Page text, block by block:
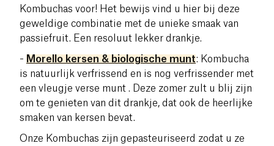
Kombuchas voor! Het bewijs vind u hier bij deze
geweldige combinatie met de unieke smaak van
passiefruit. Een resoluut lekker drankje.
- Morello kersen & biologische munt: Kombucha
is natuurlijk verfrissend en is nog verfrissender met
een vleugje verse munt .
Deze zomer zult u blij zijn
om te genieten van dit drankje, dat ook de heerlijke
smaken van kersen bevat.
Onze Kombuchas zijn gepasteuriseerd zodat u ze